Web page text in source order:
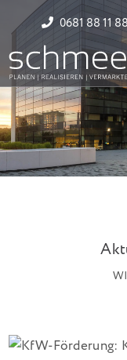
0681 88 11 88